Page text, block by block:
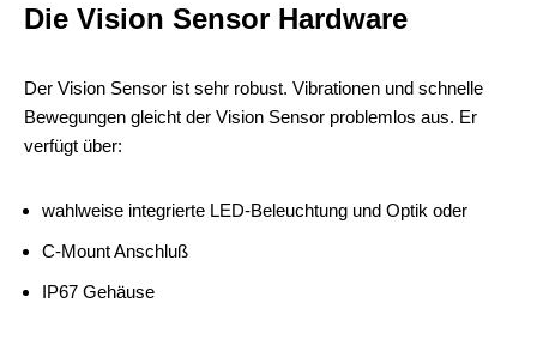
Die Vision Sensor Hardware
Der Vision Sensor ist sehr robust. Vibrationen und schnelle
Bewegungen gleicht der Vision Sensor problemlos aus. Er
verfügt über:
wahlweise integrierte LED-Beleuchtung und Optik oder
C-Mount Anschluß
IP67 Gehäuse